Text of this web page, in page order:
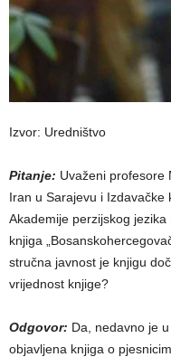
Izvor: Uredništvo
Pitanje: Uvaženi profesore
Iran u Sarajevu i Izdavačke
Akademije perzijskog
knjiga
stručna javnost je knjigu
vrijednost knjige?
Odgovor: Da, nedavno je
objavljena knjiga o